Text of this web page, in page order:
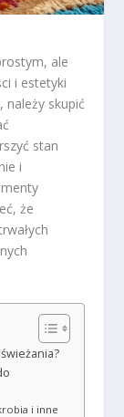
ale
i estetyki
należy skupić
stan
i
że
i inne